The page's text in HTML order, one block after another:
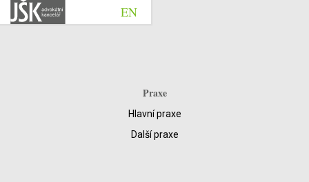
EN
Praxe
Hlavní praxe
Další praxe